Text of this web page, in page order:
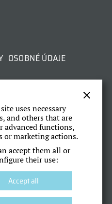
uses necessary
and others that are
advanced functions,
or marketing actions.
accept them all or
their use:
Accept all
OSOBNÉ ÚDAJE
Ochrana osobných údajov
Nastavenie cookies